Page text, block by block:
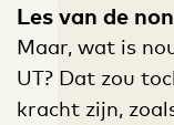
Les van de
Maar, wat is
UT? Dat zou
kracht zijn,